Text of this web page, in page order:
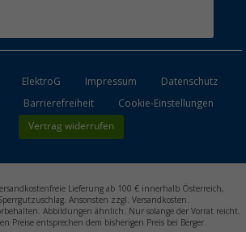
ElektroG Impressum
Datenschutz
Barrierefreiheit Cookie-Einstellungen
Vertrag widerrufen
Lieferung ab 100 € innerhalb Österreich,
Ansonsten zzgl. Versandkosten.
Abbildungen ähnlich. Nur solange der Vorrat reicht.
Preise entsprechen dem bisherigen Preis bei Berger.